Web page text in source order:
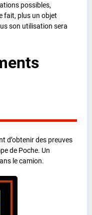
possibles,
fait, plus un objet
son utilisation sera
d’obtenir des preuves
de Poche. Un
le camion.